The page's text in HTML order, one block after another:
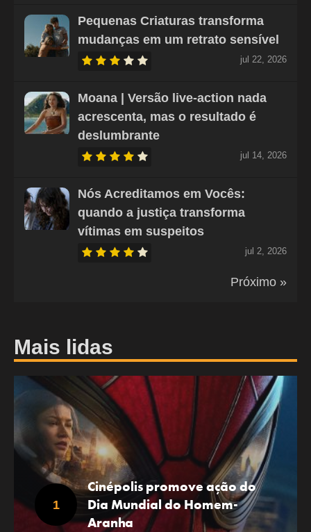
Pequenas Criaturas transforma
mudanças em um retrato sensível
jul 22, 2026
Moana | Versão live-action nada
acrescenta, mas o resultado é
deslumbrante
jul 14, 2026
Nós Acreditamos em Vocês:
quando a justiça transforma
vítimas em suspeitos
jul 2, 2026
Próximo »
Mais lidas
Cinépolis promove ação do
Dia Mundial do Homem-
Aranha